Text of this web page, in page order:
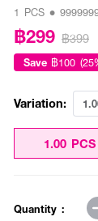
1 PCS •
฿299 ฿399
Save ฿100
Variation:
1.00 PCS
Quantity :